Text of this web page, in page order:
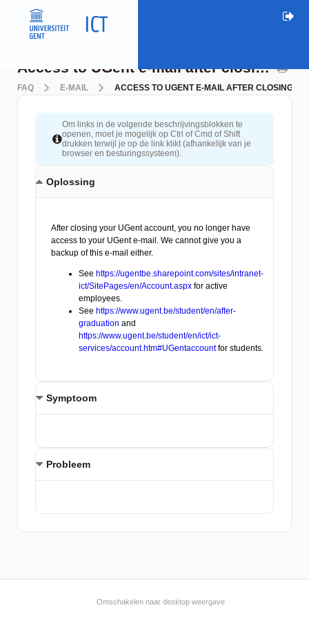
Access to UGent e-mail after closing UGent account
FAQ E-MAIL ACCESS TO UGENT E-MAIL AFTER CLOSING
Om links in de volgende beschrijvingsblokken te
openen, moet je mogelijk op Ctrl of Cmd of Shift
drukken terwijl je op de link klikt (afhankelijk van je
browser en besturingssysteem).
Oplossing
Symptoom
Probleem
Omschakelen naar desktop weergave